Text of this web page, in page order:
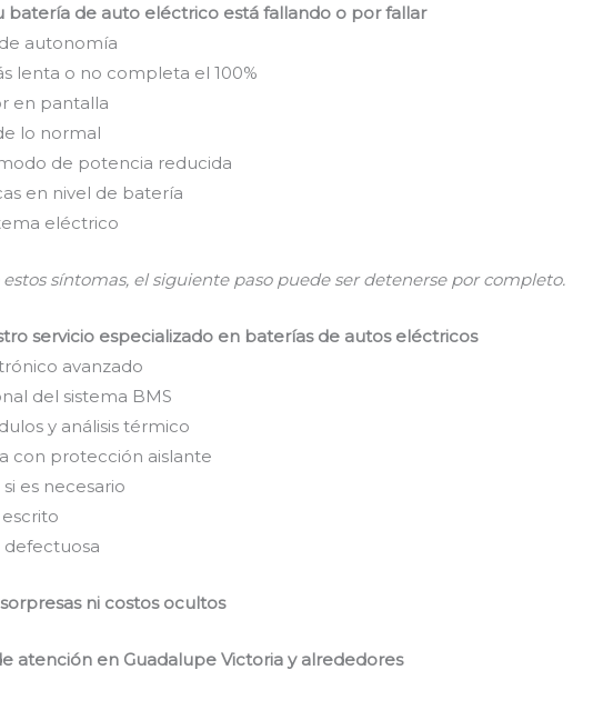
batería de auto eléctrico está fallando o por fallar
autonomía
lenta o no completa el 100%
en pantalla
lo normal
de potencia reducida
en nivel de batería
eléctrico
estos síntomas, el siguiente paso puede ser detenerse por completo.
servicio especializado en baterías de autos eléctricos
avanzado
del sistema BMS
y análisis térmico
con protección aislante
es necesario
ni costos ocultos
atención en Guadalupe Victoria y alrededores